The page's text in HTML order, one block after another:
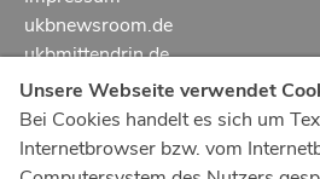
ukbnewsroom.de
ukbmittendrin.de
Notruf112
Ärztlicher Notdienst116 117
Unsere Webseite verwendet
Bei Cookies handelt es sich um
Internetbrowser bzw. vom